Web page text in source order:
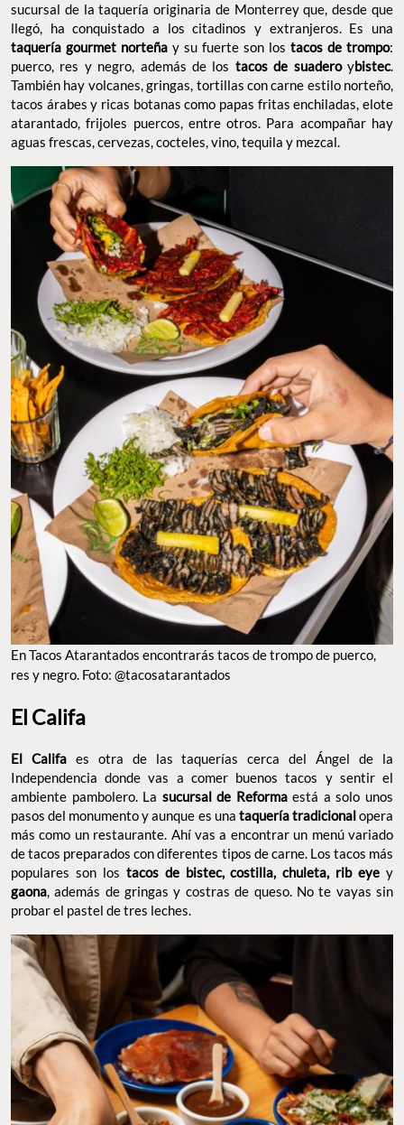
sucursal de la taquería originaria de Monterrey que, desde que
llegó, ha conquistado a los citadinos y extranjeros. Es una
taquería gourmet norteña y su fuerte son los tacos de trompo:
puerco, res y negro, además de los tacos de suaderoybistec.
También hay volcanes, gringas, tortillas con carne estilo norteño,
tacos árabes y ricas botanas como papas fritas enchiladas, elote
atarantado, frijoles puercos, entre otros. Para acompañar hay
aguas frescas, cervezas, cocteles, vino, tequila y mezcal.
En Tacos Atarantados encontrarás tacos de trompo de puerco,
res y negro. Foto: @tacosatarantados
El Califa
El Califa es otra de las taquerías cerca del Ángel de la
Independencia donde vas a comer buenos tacos y sentir el
ambiente pambolero. La sucursal de Reformaestá a solo unos
pasos del monumento y aunque es una taquería tradicionalopera
más como un restaurante. Ahí vas a encontrar un menú variado
de tacos preparados con diferentes tipos de carne. Los tacos más
populares son los tacos de bistec, costilla, chuleta, rib eyey
gaona, además de gringas y costras de queso. No te vayas sin
probar el pastel de tres leches.